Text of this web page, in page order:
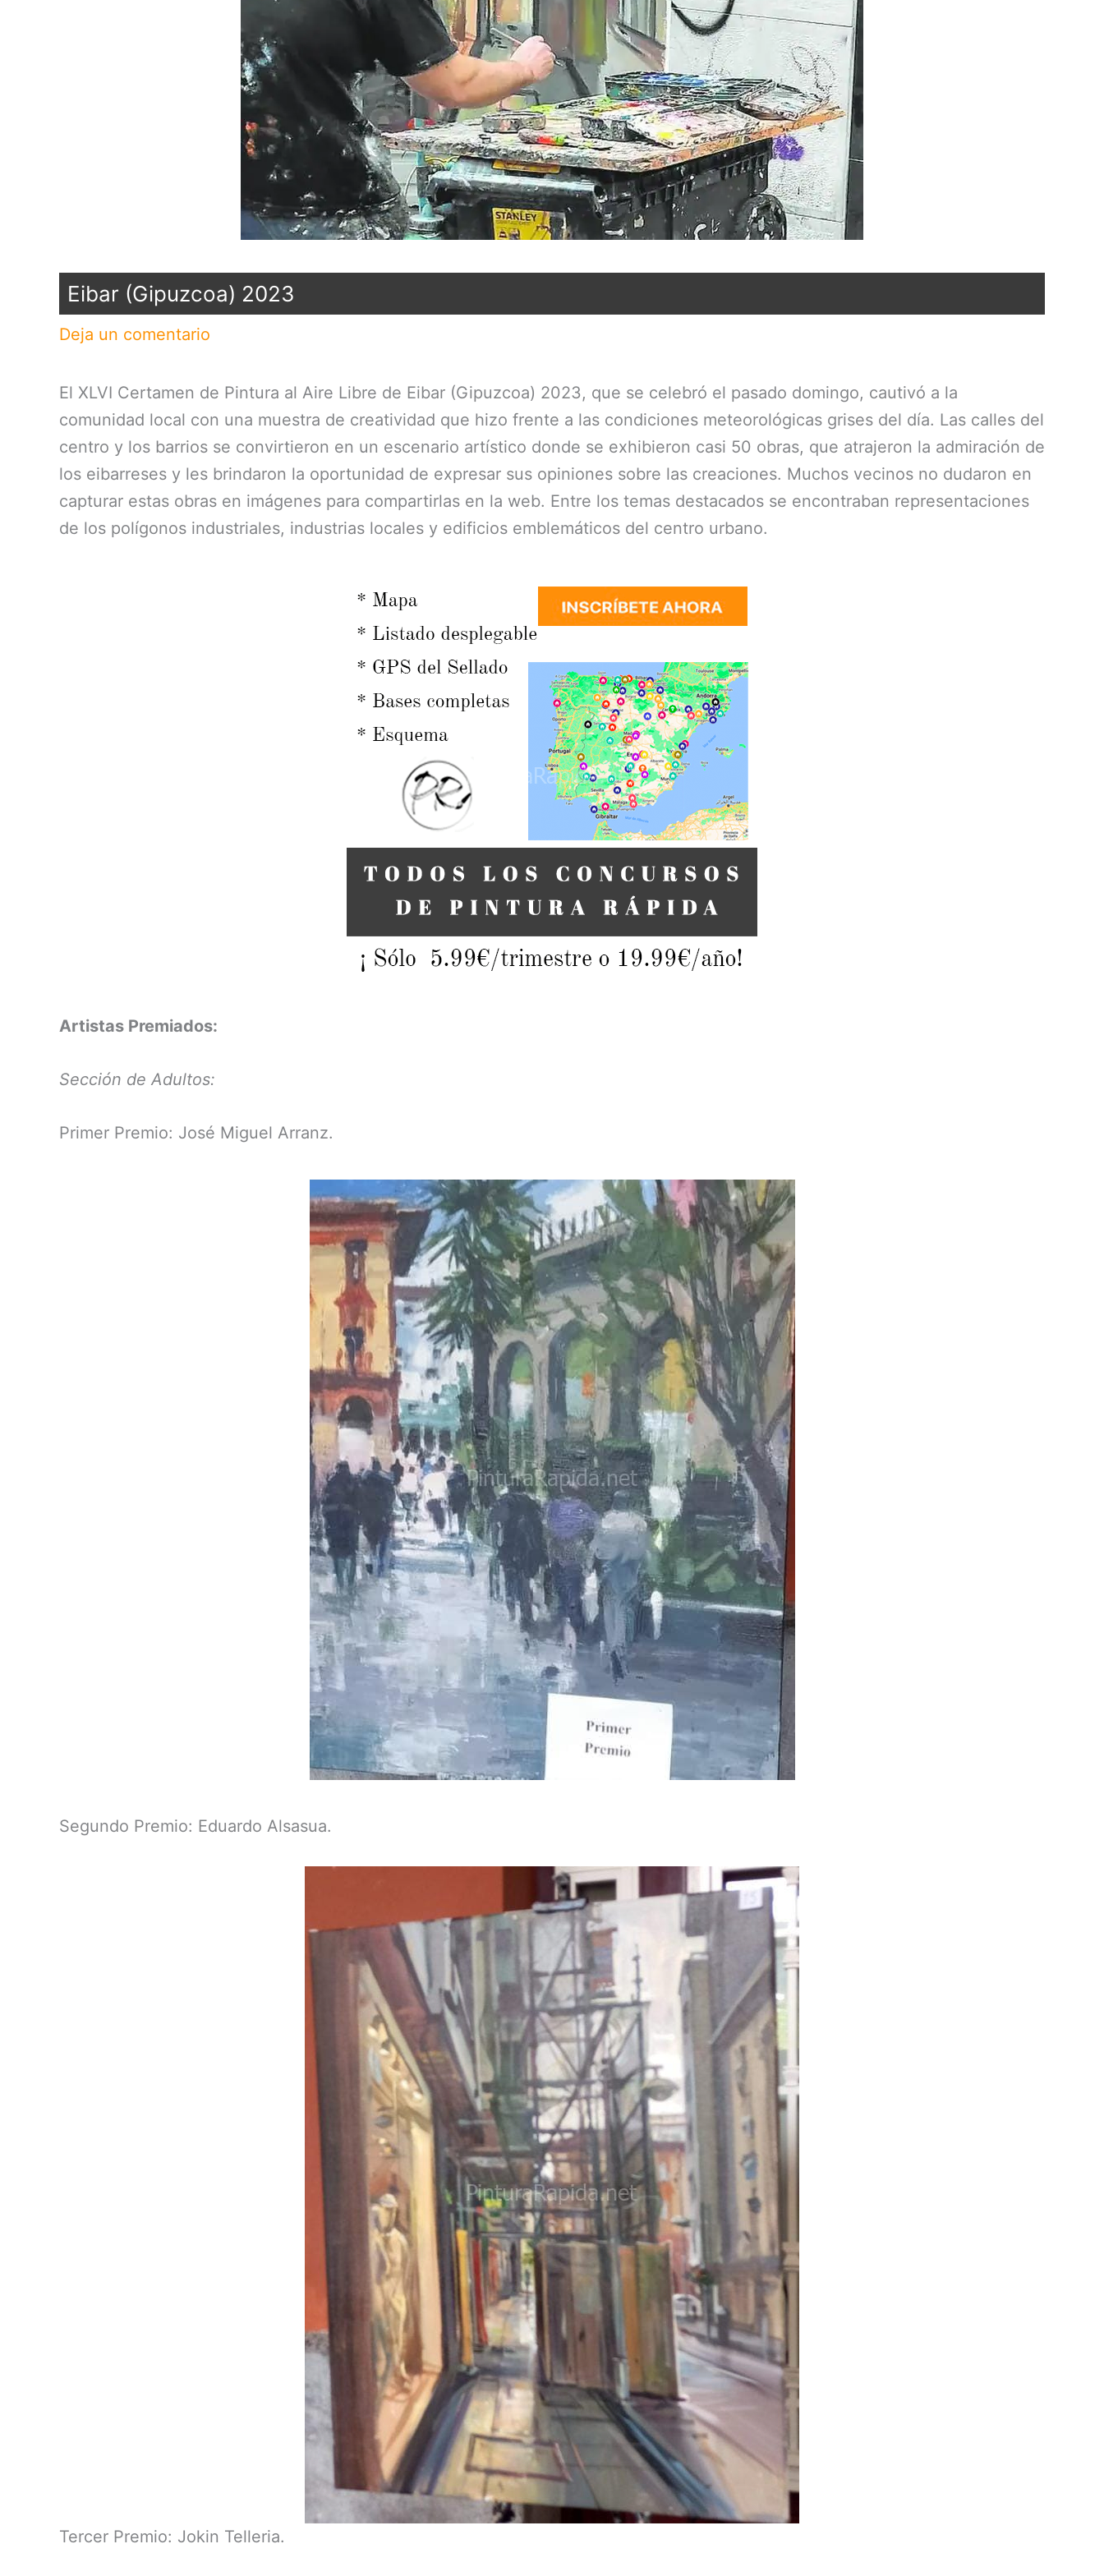
Eibar (Gipuzcoa) 2023
Deja un comentario
El XLVI Certamen de Pintura al Aire Libre de Eibar (Gipuzcoa) 2023, que se celebró el pasado domingo, cautivó a la
comunidad local con una muestra de creatividad que hizo frente a las condiciones meteorológicas grises del día. Las calles del
centro y los barrios se convirtieron en un escenario artístico donde se exhibieron casi 50 obras, que atrajeron la admiración de
los eibarreses y les brindaron la oportunidad de expresar sus opiniones sobre las creaciones. Muchos vecinos no dudaron en
capturar estas obras en imágenes para compartirlas en la web. Entre los temas destacados se encontraban representaciones
de los polígonos industriales, industrias locales y edificios emblemáticos del centro urbano.
Artistas Premiados:
Sección de Adultos:
Primer Premio: José Miguel Arranz.
Segundo Premio: Eduardo Alsasua.
Tercer Premio: Jokin Telleria.